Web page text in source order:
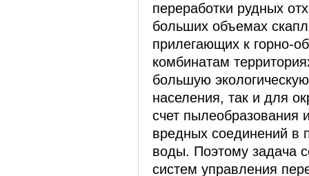
переработки рудных
больших объемах
прилегающих к горно-
комбинатам
большую
населения, так и для
счет пылеобразования
вредных соединений в
воды. Поэтому задача
систем управления